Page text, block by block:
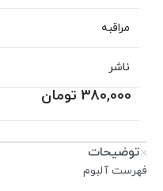
مراقبه
ناشر
380,000 تومان
توضیحات
فهرست آلبوم